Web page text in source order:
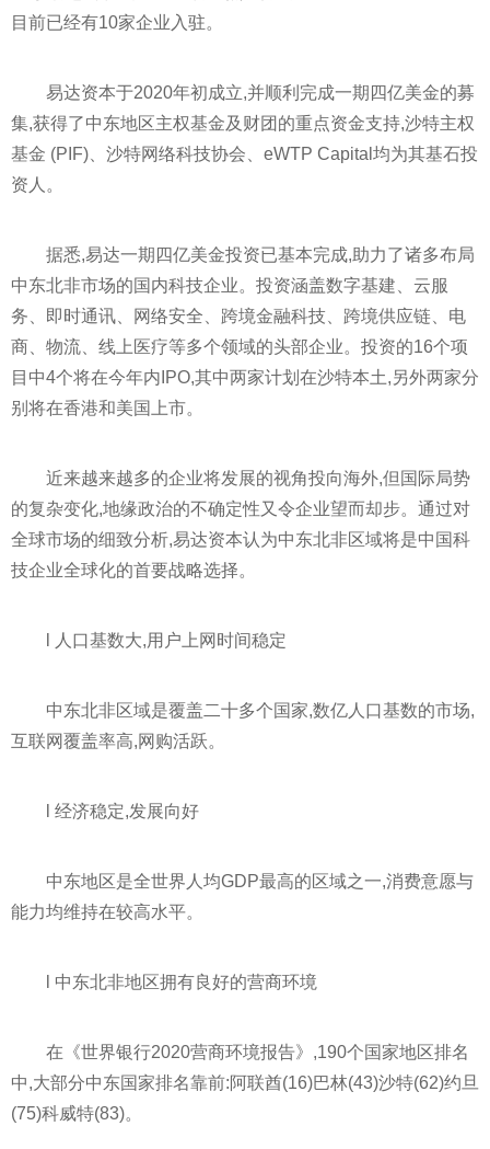
目前已经有10家企业入驻。
易达资本于2020年初成立,并顺利完成一期四亿美金的募
集,获得了中东地区主权基金及财团的重点资金支持,沙特主权
基金 (PIF)、沙特网络科技协会、eWTP Capital均为其基石投
资人。
据悉,易达一期四亿美金投资已基本完成,助力了诸多布局
中东北非市场的国内科技企业。投资涵盖数字基建、云服
务、即时通讯、网络安全、跨境金融科技、跨境供应链、电
商、物流、线上医疗等多个领域的头部企业。投资的16个项
目中4个将在今年内IPO,其中两家计划在沙特本土,另外两家分
别将在香港和美国上市。
近来越来越多的企业将发展的视角投向海外,但国际局势
的复杂变化,地缘政治的不确定性又令企业望而却步。通过对
全球市场的细致分析,易达资本认为中东北非区域将是中国科
技企业全球化的首要战略选择。
l 人口基数大,用户上网时间稳定
中东北非区域是覆盖二十多个国家,数亿人口基数的市场,
互联网覆盖率高,网购活跃。
l 经济稳定,发展向好
中东地区是全世界人均GDP最高的区域之一,消费意愿与
能力均维持在较高水平。
l 中东北非地区拥有良好的营商环境
在《世界银行2020营商环境报告》,190个国家地区排名
中,大部分中东国家排名靠前:阿联酋(16)巴林(43)沙特(62)约旦
(75)科威特(83)。